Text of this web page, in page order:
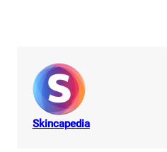
Skincapedia